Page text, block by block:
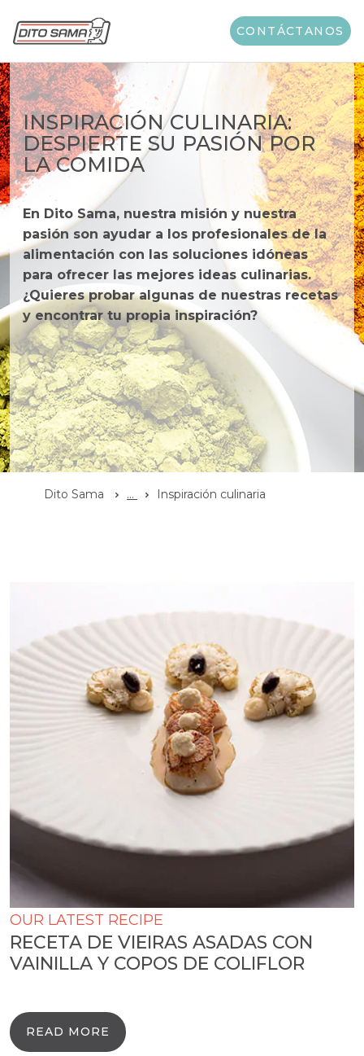
CONTÁCTANOS
INSPIRACIÓN CULINARIA:
DESPIERTE SU PASIÓN POR
LA COMIDA
En Dito Sama, nuestra misión y nuestra
pasión son ayudar a los profesionales de la
alimentación con las soluciones idóneas
para ofrecer las mejores ideas culinarias.
¿Quieres probar algunas de nuestras recetas
y encontrar tu propia inspiración?
Dito Sama ... Inspiración culinaria
OUR LATEST RECIPE
RECETA DE VIEIRAS ASADAS CON
VAINILLA Y COPOS DE COLIFLOR
READ MORE